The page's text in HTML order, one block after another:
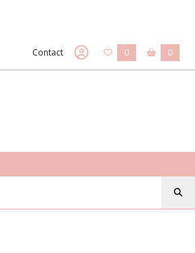
Contact 0 0